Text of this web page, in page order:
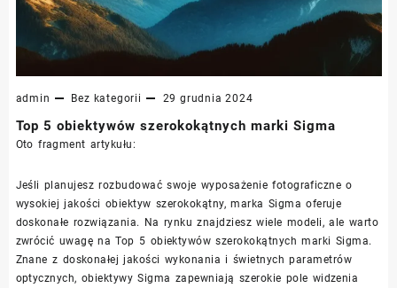
admin Bez kategorii 29 grudnia 2024
Top 5 obiektywów szerokokątnych marki Sigma
Oto fragment artykułu:
Jeśli planujesz rozbudować swoje wyposażenie fotograficzne o
wysokiej jakości obiektyw szerokokątny, marka Sigma oferuje
doskonałe rozwiązania. Na rynku znajdziesz wiele modeli, ale warto
zwrócić uwagę na Top 5 obiektywów szerokokątnych marki Sigma.
Znane z doskonałej jakości wykonania i świetnych parametrów
optycznych, obiektywy Sigma zapewniają szerokie pole widzenia